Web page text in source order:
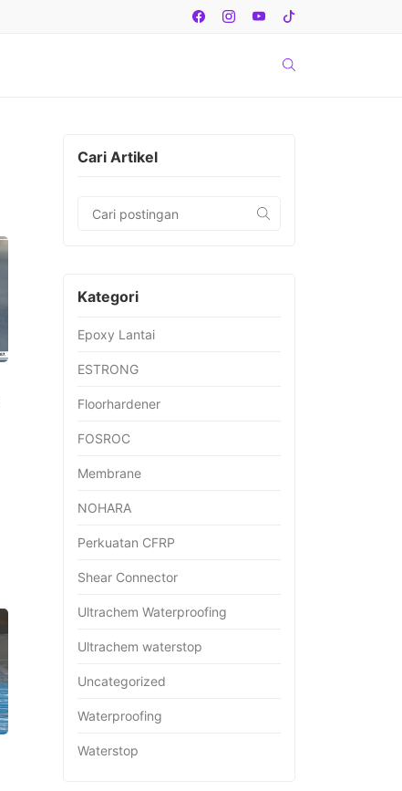
Cari Artikel
Kategori
Epoxy Lantai
ESTRONG
Floorhardener
FOSROC
Membrane
NOHARA
Perkuatan CFRP
Shear Connector
Ultrachem Waterproofing
Ultrachem waterstop
Uncategorized
Waterproofing
Waterstop